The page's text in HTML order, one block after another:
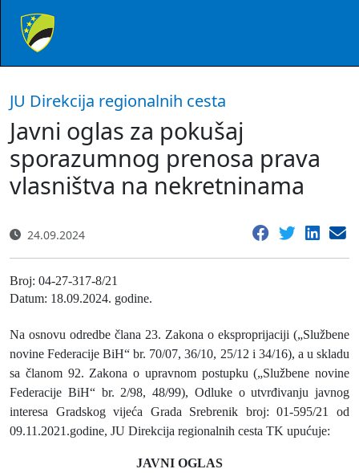
JU Direkcija regionalnih cesta
Javni oglas za pokušaj
sporazumnog prenosa prava
vlasništva na nekretninama
24.09.2024
Broj: 04-27-317-8/21
Datum: 18.09.2024. godine.
Na osnovu odredbe člana 23. Zakona o eksproprijaciji („Službene
novine Federacije BiH“ br. 70/07, 36/10, 25/12 i 34/16), a u skladu
sa članom 92. Zakona o upravnom postupku („Službene novine
Federacije BiH“ br. 2/98, 48/99), Odluke o utvrđivanju javnog
interesa Gradskog vijeća Grada Srebrenik broj: 01-595/21 od
09.11.2021.godine, JU Direkcija regionalnih cesta TK upućuje:
JAVNI OGLAS